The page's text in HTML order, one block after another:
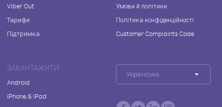
Viber Out
Тарифи
Підтримка
Умови й політики
Політика конфіденційності
Customer Complaints Code
ЗАВАНТАЖИТИ
Android
iPhone & iPad
Українська